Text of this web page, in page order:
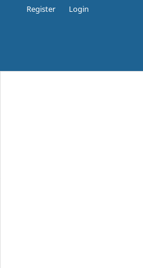
Register Login